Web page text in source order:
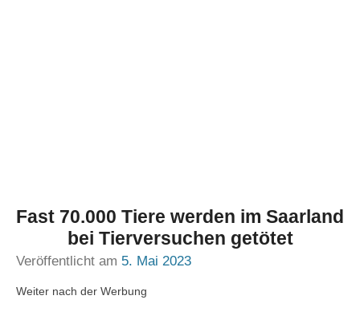
Fast 70.000 Tiere werden im Saarland
bei Tierversuchen getötet
Veröffentlicht am 5. Mai 2023
Weiter nach der Werbung